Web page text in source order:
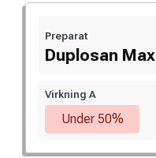
Preparat
Duplosan Max
Virkning A
Under 50%